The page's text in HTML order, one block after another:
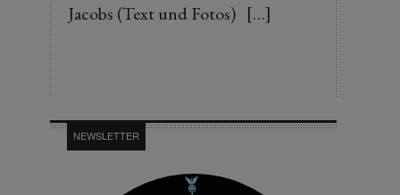
Jacobs (Text und Fotos) […]
NEWSLETTER